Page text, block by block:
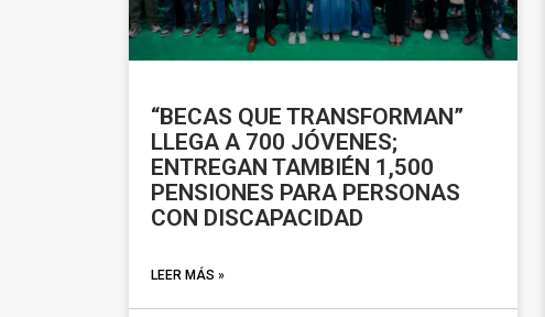
“BECAS QUE TRANSFORMAN”
LLEGA A 700 JÓVENES;
ENTREGAN TAMBIÉN 1,500
PENSIONES PARA PERSONAS
CON DISCAPACIDAD
LEER MÁS »